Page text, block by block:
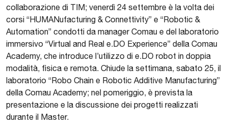
collaborazione di TIM; venerdì 24 settembre è la volta dei
corsi “HUMANufacturing & Connettivity” e “Robotic &
Automation” condotti da manager Comau e del laboratorio
immersivo “Virtual and Real e.DO Experience” della Comau
Academy, che introduce l’utilizzo di e.DO robot in doppia
modalità, fisica e remota. Chiude la settimana, sabato 25, il
laboratorio “Robo Chain e Robotic Additive Manufacturing”
della Comau Academy; nel pomeriggio, è prevista la
presentazione e la discussione dei progetti realizzati
durante il Master.